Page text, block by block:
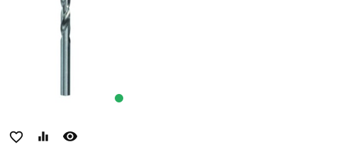
favorite_border equalizer remove_red_eye